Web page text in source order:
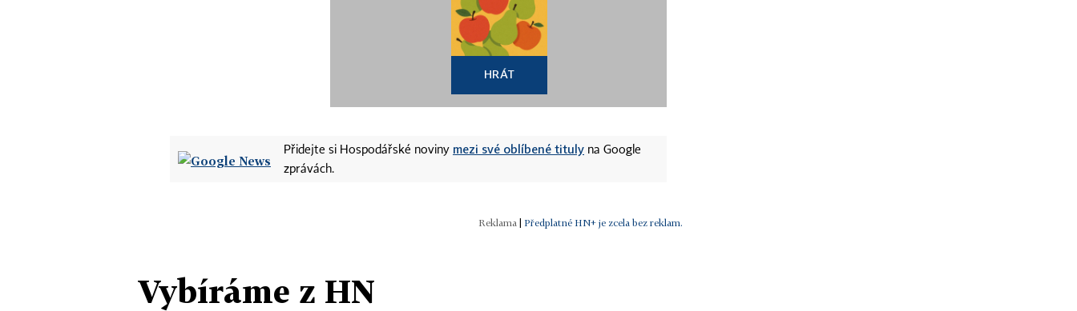
HRÁT
Přidejte si Hospodářské noviny mezi své oblíbené tituly na Google
zprávách.
| Předplatné HN+ je zcela bez reklam.
Vybíráme z HN